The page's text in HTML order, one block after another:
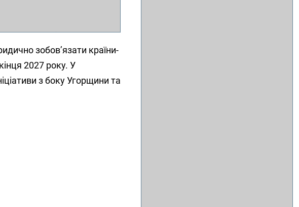
зобов’язати країни-
2027 року. У
з боку Угорщини та